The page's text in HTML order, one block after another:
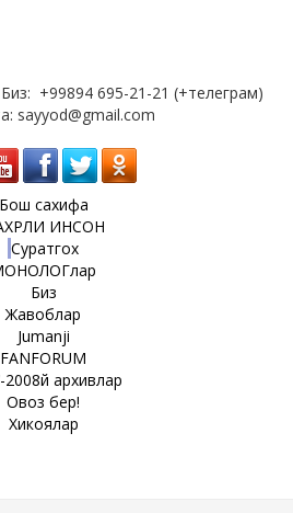
+99894 695-21-21 (+телеграм)
sayyod@gmail.com
Бош сахифа
ИНСОН
Суратгох
Биз
Жавоблар
Jumanji
FANFORUM
2008й архивлар
Овоз бер!
Хикоялар